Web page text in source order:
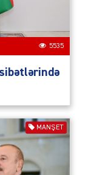
5535
MANŞET